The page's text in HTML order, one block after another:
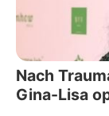
Nach
Gina-Lisa